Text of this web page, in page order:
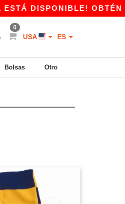
DISPONIBLE! OBTÉN
0
USA ES
Bolsas Otro